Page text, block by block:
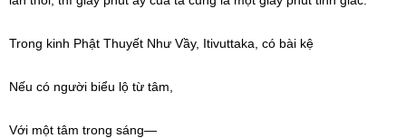
Trong kinh Phật Thuyết Như Vầy, Itivuttaka, có bài kệ
Nếu có người biểu lộ từ tâm,
Với một tâm trong sáng—